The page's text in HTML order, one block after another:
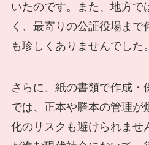
いたのです。また、地方で
く、最寄りの公証役場まで
も珍しくありませんでした。
さらに、紙の書類で作成・
では、正本や謄本の管理が
化のリスクも避けられませ